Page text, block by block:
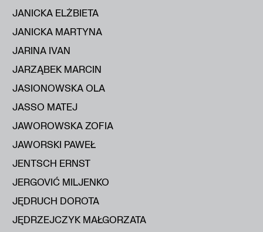
JANICKA ELŻBIETA
JANICKA MARTYNA
JARINA IVAN
JARZĄBEK MARCIN
JASIONOWSKA OLA
JASSO MATEJ
JAWOROWSKA ZOFIA
JAWORSKI PAWEŁ
JENTSCH ERNST
JERGOVIĆ MILJENKO
JĘDRUCH DOROTA
JĘDRZEJCZYK MAŁGORZATA